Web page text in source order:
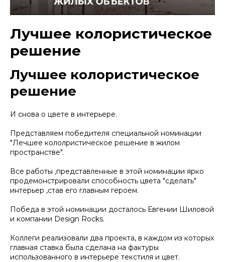
Лучшее колористическое
решение
Лучшее колористическое
решение
И снова о цвете в интерьере.
Представляем победителя специальной номинации
"Лечшее кололристическое решение в жилом
пространстве".
Все работы ,представленные в этой номинации ярко
продемонстрировали способность цвета "сделать"
интерьер ,став его главным героем.
Победа в этой номинации досталось Евгении Шиловой
и компании Design Rocks.
Коллеги реализовали два проекта, в каждом из которых
главная ставка была сделана на фактуры
использованного в интерьере текстиля и цвет.